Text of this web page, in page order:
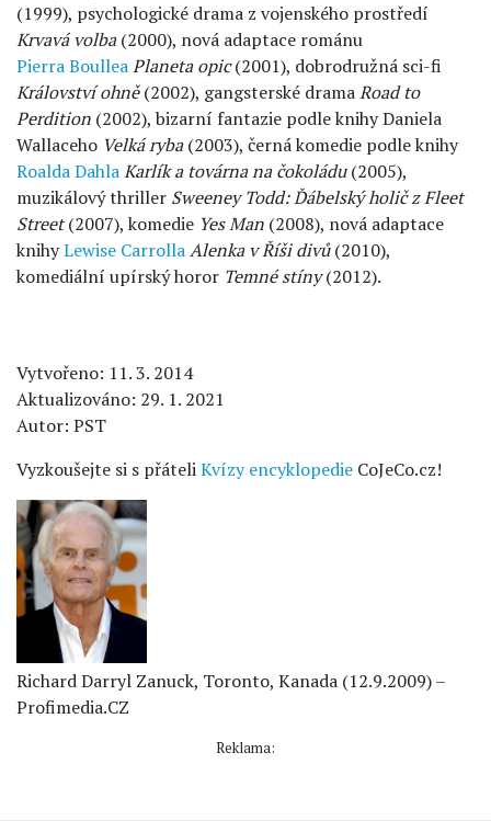
(1999), psychologické drama z vojenského prostředí
Krvavá volba(2000), nová adaptace románu
Pierra BoulleaPlaneta opic(2001), dobrodružná sci-fi
Království ohně(2002), gangsterské dramaRoad to
Perdition (2002), bizarní fantazie podle knihy Daniela
Wallaceho Velká ryba(2003), černá komedie podle knihy
Roalda DahlaKarlík a továrna na čokoládu(2005),
muzikálový thriller Sweeney Todd: Ďábelský holič z Fleet
Street(2007), komedie Yes Man (2008), nová adaptace
knihyLewise CarrollaAlenka v Říši divů(2010),
komediální upírský horor Temné stíny(2012).
Vytvořeno: 11. 3. 2014
Aktualizováno: 29. 1. 2021
Autor: PST
Vyzkoušejte si s přáteliKvízy encyklopedie CoJeCo.cz!
Richard Darryl Zanuck, Toronto, Kanada (12.9.2009) –
Profimedia.CZ
Reklama: